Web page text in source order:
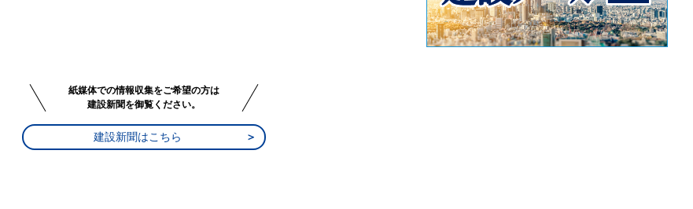
紙媒体での情報収集をご希望の方は
建設新聞を御覧ください。
建設新聞はこちら